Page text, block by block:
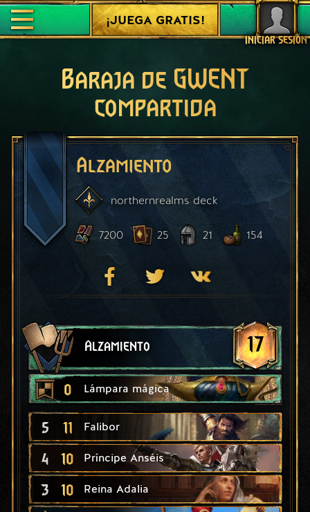
INICIAR SESIÓN
¡JUEGA GRATIS!
Baraja de GWENT
compartida
Alzamiento
northernrealmsdeck
7200 25 21 154
Alzamiento 17
0 Lámpara mágica
5 11 Falibor
4 10 Príncipe Anséis
3 10 Reina Adalia